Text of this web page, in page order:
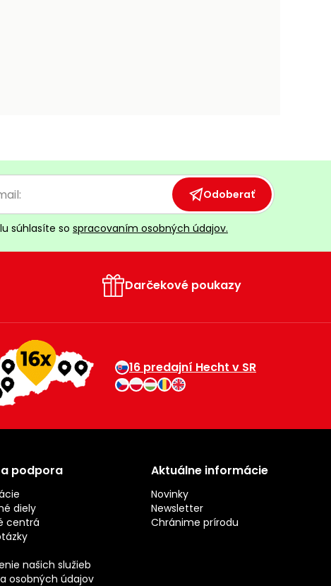
Odoberať
súhlasíte so spracovaním osobných údajov.
Darčekové poukazy
16 predajní Hecht v SR
podpora
diely
centrá
našich služieb
osobných údajov
Aktuálne informácie
Novinky
Newsletter
Chránime prírodu